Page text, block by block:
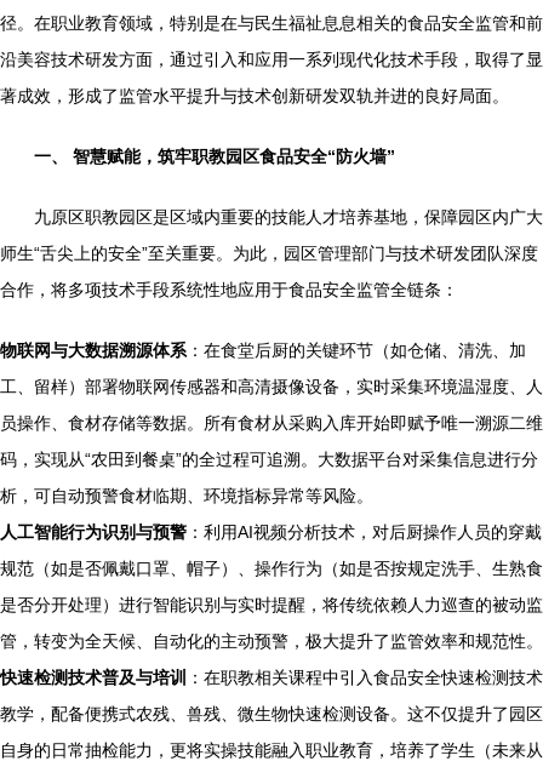
径。在职业教育领域，特别是在与民生福祉息息相关的食品安全监管和前
沿美容技术研发方面，通过引入和应用一系列现代化技术手段，取得了显
著成效，形成了监管水平提升与技术创新研发双轨并进的良好局面。
一、 智慧赋能，筑牢职教园区食品安全“防火墙”
九原区职教园区是区域内重要的技能人才培养基地，保障园区内广大
师生“舌尖上的安全”至关重要。为此，园区管理部门与技术研发团队深度
合作，将多项技术手段系统性地应用于食品安全监管全链条：
物联网与大数据溯源体系 ：在食堂后厨的关键环节（如仓储、清洗、加
工、留样）部署物联网传感器和高清摄像设备，实时采集环境温湿度、人
员操作、食材存储等数据。所有食材从采购入库开始即赋予唯一溯源二维
码，实现从“农田到餐桌”的全过程可追溯。大数据平台对采集信息进行分
析，可自动预警食材临期、环境指标异常等风险。
人工智能行为识别与预警 ：利用AI视频分析技术，对后厨操作人员的穿戴
规范（如是否佩戴口罩、帽子）、操作行为（如是否按规定洗手、生熟食
是否分开处理）进行智能识别与实时提醒，将传统依赖人力巡查的被动监
管，转变为全天候、自动化的主动预警，极大提升了监管效率和规范性。
快速检测技术普及与培训
：在职教相关课程中引入食品安全快速检测技术
教学，配备便携式农残、兽残、微生物快速检测设备。这不仅提升了园区
自身的日常抽检能力，更将实操技能融入职业教育，培养了学生（未来从